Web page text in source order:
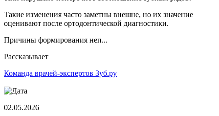
Такие изменения часто заметны внешне, но их значение
оценивают после ортодонтической диагностики.
Причины формирования неп...
Рассказывает
Команда врачей-экспертов Зуб.ру
02.05.2026